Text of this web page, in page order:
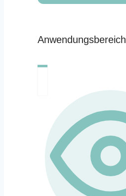
Anwendungsbereich